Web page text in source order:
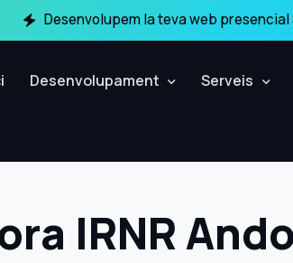
Desenvolupem la teva web presencial
Desenvolupament Serveis
IRNR